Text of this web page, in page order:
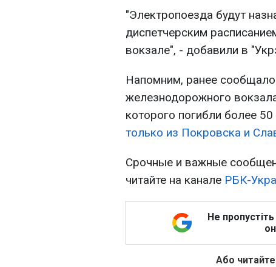
"Электропоезда будут
диспетчерским
вокзале", - добавили в
Напомним, ранее
железнодорожного
которого погибли более 50
только из Покровска и
Срочные и важные
читайте на канале РБК-
Не
Або